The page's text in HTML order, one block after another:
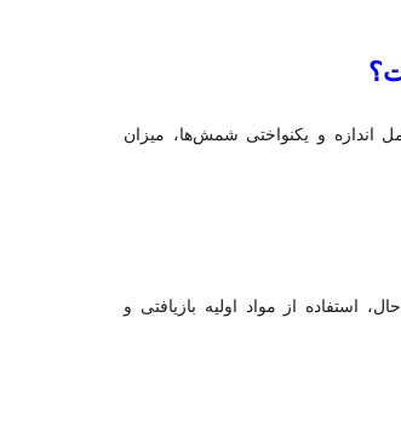
اندازه و یکنواختی شمش‌ها، میزان
از مواد اولیه بازیافتی و